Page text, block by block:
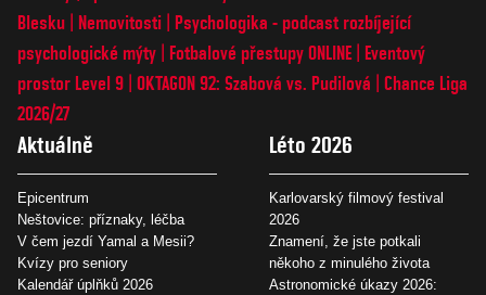
Blesku
Nemovitosti
Psychologika - podcast rozbíjející
psychologické mýty
Fotbalové přestupy ONLINE
Eventový
prostor Level 9 OKTAGON 92: Szabová vs. Pudilová
Chance Liga
2026/27
Aktuálně
Epicentrum
Neštovice: příznaky, léčba
V čem jezdí Yamal a Mesii?
Kvízy pro seniory
Kalendář úplňků 2026
Léto 2026
Karlovarský filmový festival
2026
Znamení, že jste potkali
někoho z minulého života
Astronomické úkazy 2026: